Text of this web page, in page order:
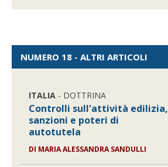
NUMERO 18 - ALTRI ARTICOLI
ITALIA - DOTTRINA
Controlli sull'attività edilizia,
sanzioni e poteri di
autotutela
DI MARIA ALESSANDRA SANDULLI